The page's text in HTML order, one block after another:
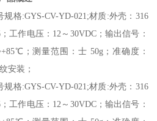
格:GYS-CV-YD-021;材质:外壳：316
工作电压：12～30VDC；输出信号：
；测量范围：士 50g；准确度：
安装；
格:GYS-CV-YD-021;材质:外壳：316
工作电压：12～30VDC；输出信号：